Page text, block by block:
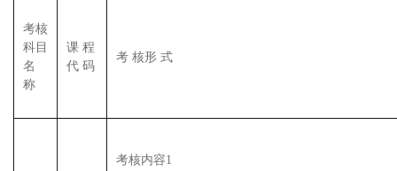
考核
科目
名
称
课 程
代 码
考 核形 式
考核内容1